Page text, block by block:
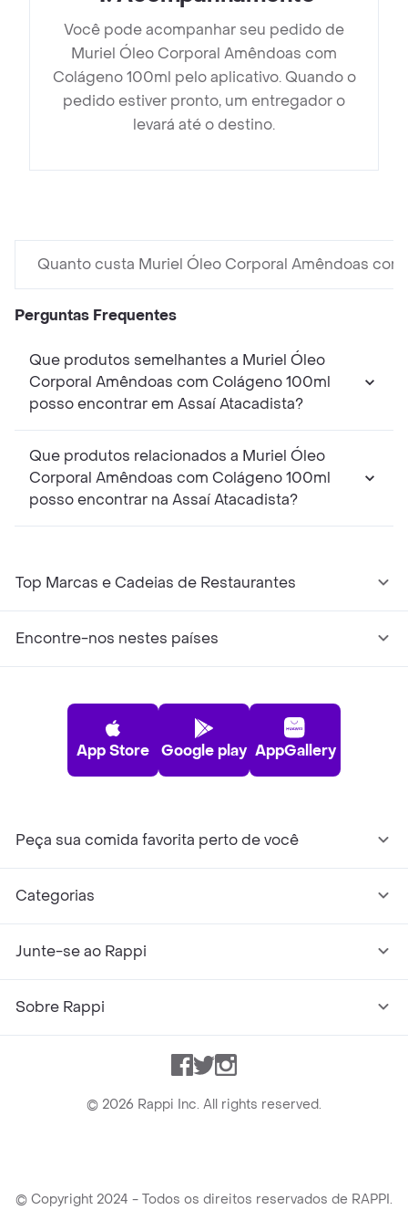
Você pode acompanhar seu pedido de
Muriel Óleo Corporal Amêndoas com
Colágeno 100ml pelo aplicativo. Quando o
pedido estiver pronto, um entregador o
levará até o destino.
Quanto custa Muriel Óleo Corporal Amêndoas
Perguntas Frequentes
Que produtos semelhantes a Muriel Óleo
Corporal Amêndoas com Colágeno 100ml
posso encontrar em Assaí Atacadista?
Que produtos relacionados a Muriel Óleo
Corporal Amêndoas com Colágeno 100ml
posso encontrar na Assaí Atacadista?
Top Marcas e Cadeias de Restaurantes
Encontre-nos nestes países
App Store Google play AppGallery
Peça sua comida favorita perto de você
Categorias
Junte-se ao Rappi
Sobre Rappi
Facebook
TwitterInstagram
© 2026 Rappi Inc. All rights reserved.
© Copyright 2024 - Todos os direitos reservados de RAPPI.